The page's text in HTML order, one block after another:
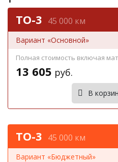
ТО-3 45 000 км
Вариант «Основной»
Полная стоимость включая
13 605 руб.
В
ТО-3 45 000 км
Вариант «Бюджетный»